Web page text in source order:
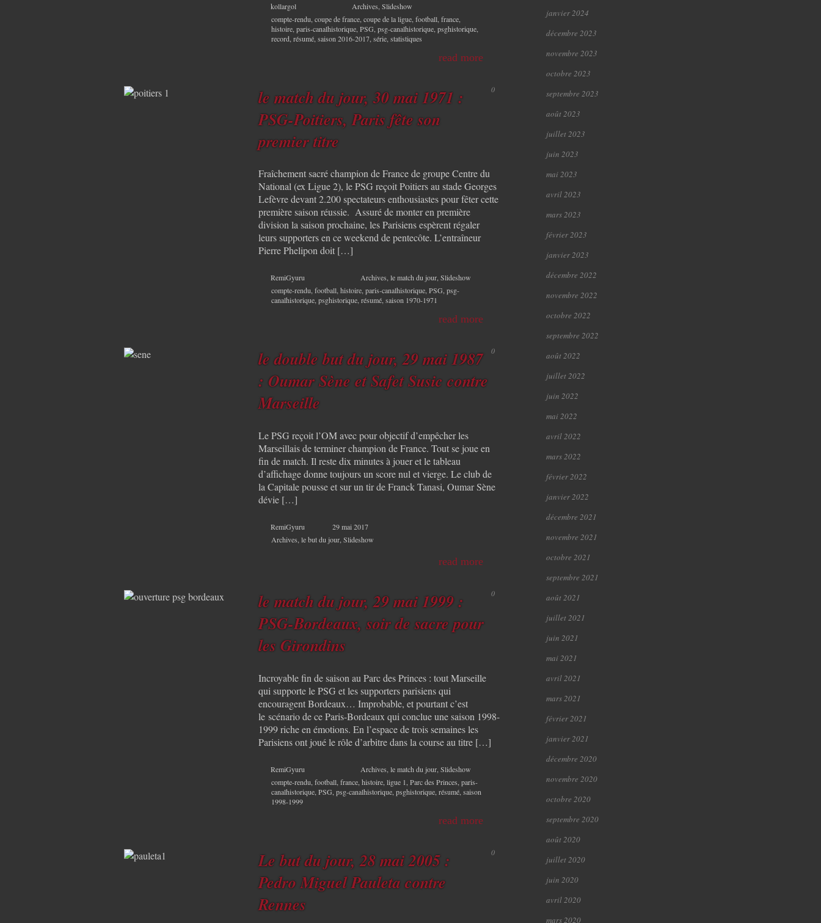
kollargol Archives Slideshow
compte-rendu coupe de france coupe de la ligue football france
histoire paris-canalhistorique PSG psg-canalhistorique psghistorique
record résumé saison 2016-2017 série statistiques
read more
0
le match du jour, 30 mai 1971 :
PSG-Poitiers, Paris fête son
premier titre
Fraîchement sacré champion de France de groupe Centre du
National (ex Ligue 2), le PSG reçoit Poitiers au stade Georges
Lefèvre devant 2.200 spectateurs enthousiastes pour fêter cette
première saison réussie. Assuré de monter en première
division la saison prochaine, les Parisiens espèrent régaler
leurs supporters en ce weekend de pentecôte. L’entraîneur
Pierre Phelipon doit […]
RemiGyuru Archives,le match du jour,Slideshow
compte-rendu,football,histoire,paris-canalhistorique,PSG,psg-
canalhistorique,psghistorique,résumé,saison 1970-1971
read more
0
le double but du jour, 29 mai 1987
: Oumar Sène et Safet Susic contre
Marseille
Le PSG reçoit l’OM avec pour objectif d’empêcher les
Marseillais de terminer champion de France. Tout se joue en
fin de match. Il reste dix minutes à jouer et le tableau
d’affichage donne toujours un score nul et vierge. Le club de
la Capitale pousse et sur un tir de Franck Tanasi, Oumar Sène
dévie […]
RemiGyuru
29 mai 2017
Archives le but du jour Slideshow
read more
0
le match du jour, 29 mai 1999 :
PSG-Bordeaux, soir de sacre pour
les Girondins
Incroyable fin de saison au Parc des Princes : tout Marseille
qui supporte le PSG et les supporters parisiens qui
encouragent Bordeaux… Improbable, et pourtant c’est
le scénario de ce Paris-Bordeaux qui conclue une saison 1998-
1999 riche en émotions. En l’espace de trois semaines les
Parisiens ont joué le rôle d’arbitre dans la course au titre […]
RemiGyuru Archives le match du jour Slideshow
compte-rendu football france histoire ligue 1 Parc des Princes paris-
canalhistorique PSG psg-canalhistorique psghistorique résumé saison
1998-1999
read more
0
Le but du jour, 28 mai 2005 :
Pedro Miguel Pauleta contre
Rennes
janvier 2024
décembre 2023
novembre 2023
octobre 2023
septembre 2023
août 2023
juillet 2023
juin 2023
mai 2023
avril 2023
mars 2023
février 2023
janvier 2023
décembre 2022
novembre 2022
octobre 2022
septembre 2022
août 2022
juillet 2022
juin 2022
mai 2022
avril 2022
mars 2022
février 2022
janvier 2022
décembre 2021
novembre 2021
octobre 2021
septembre 2021
août 2021
juillet 2021
juin 2021
mai 2021
avril 2021
mars 2021
février 2021
janvier 2021
décembre 2020
novembre 2020
octobre 2020
septembre 2020
août 2020
juillet 2020
juin 2020
avril 2020
mars 2020